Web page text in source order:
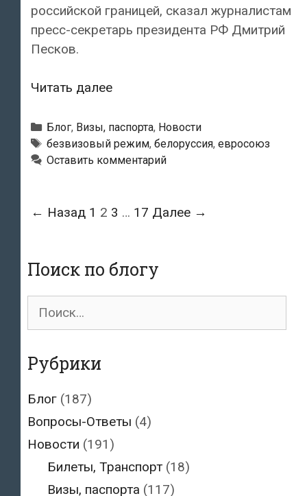
российской границей, сказал журналистам
пресс-секретарь президента РФ Дмитрий
Песков.
Читать далееВ
прокомментировали
введенный
Белоруссией
Рубрики
Блог, Визы, паспорта, Новости
Метки
безвизовый режим, белоруссия, евросоюз
Оставить комментарий
Навигация
← Назад 1 2 3 … 17 Далее →
Поиск по блогу
Поиск
Рубрики
Блог (187)
Вопросы-Ответы (4)
Новости (191)
Билеты, Транспорт(18)
Визы, паспорта (117)